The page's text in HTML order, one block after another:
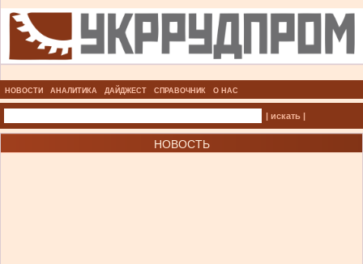
НОВОСТИ АНАЛИТИКА ДАЙДЖЕСТ СПРАВОЧНИК О НАС
| искать |
НОВОСТЬ